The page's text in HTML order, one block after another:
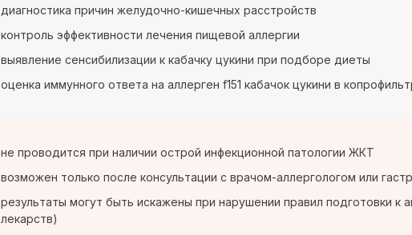
диагностика причин желудочно-кишечных расстройств
контроль эффективности лечения пищевой аллергии
выявление сенсибилизации к кабачку цукини при подборе диеты
оценка иммунного ответа на аллерген f151 кабачок цукини в
не проводится при наличии острой инфекционной патологии ЖКТ
возможен только после консультации с врачом-аллергологом или
результаты могут быть искажены при нарушении правил подготовки
лекарств)